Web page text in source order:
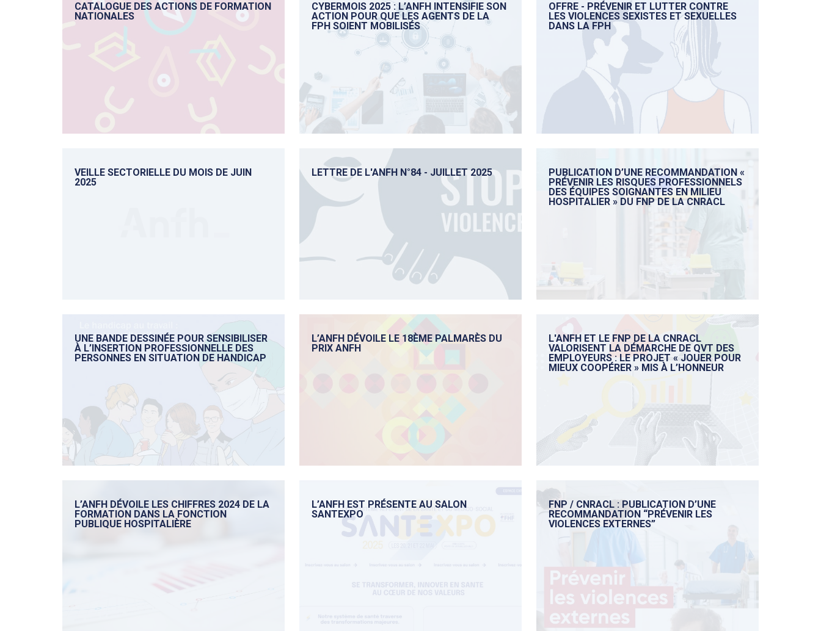
CATALOGUE DES ACTIONS DE FORMATION
NATIONALES
CYBERMOIS 2025 : L’ANFH INTENSIFIE SON
ACTION POUR QUE LES AGENTS DE LA
FPH SOIENT MOBILISÉS
OFFRE - PRÉVENIR ET LUTTER CONTRE
LES VIOLENCES SEXISTES ET SEXUELLES
DANS LA FPH
VEILLE SECTORIELLE DU MOIS DE JUIN
2025
LETTRE DE L'ANFH N°84 - JUILLET 2025
PUBLICATION D’UNE RECOMMANDATION «
PRÉVENIR LES RISQUES PROFESSIONNELS
DES ÉQUIPES SOIGNANTES EN MILIEU
HOSPITALIER » DU FNP DE LA CNRACL
UNE BANDE DESSINÉE POUR SENSIBILISER
À L’INSERTION PROFESSIONNELLE DES
PERSONNES EN SITUATION DE HANDICAP
L’ANFH DÉVOILE LE 18ÈME PALMARÈS DU
PRIX ANFH
L'ANFH ET LE FNP DE LA CNRACL
VALORISENT LA DÉMARCHE DE QVT DES
EMPLOYEURS : LE PROJET « JOUER POUR
MIEUX COOPÉRER » MIS À L’HONNEUR
L’ANFH DÉVOILE LES CHIFFRES 2024 DE LA
FORMATION DANS LA FONCTION
PUBLIQUE HOSPITALIÈRE
L’ANFH EST PRÉSENTE AU SALON
SANTEXPO
FNP / CNRACL : PUBLICATION D’UNE
RECOMMANDATION “PRÉVENIR LES
VIOLENCES EXTERNES”